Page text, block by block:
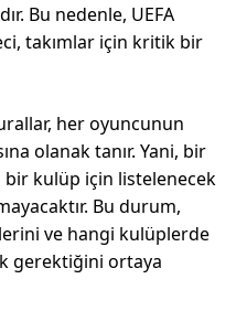
Bu nedenle, UEFA
takımlar için kritik bir
her oyuncunun
olanak tanır. Yani, bir
bir kulüp için listelenecek
Bu durum,
ve hangi kulüplerde
gerektiğini ortaya